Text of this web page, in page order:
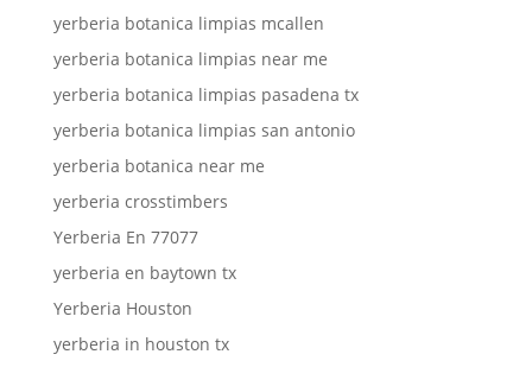
yerberia botanica limpias mcallen
yerberia botanica limpias near me
yerberia botanica limpias pasadena tx
yerberia botanica limpias san antonio
yerberia botanica near me
yerberia crosstimbers
Yerberia En 77077
yerberia en baytown tx
Yerberia Houston
yerberia in houston tx